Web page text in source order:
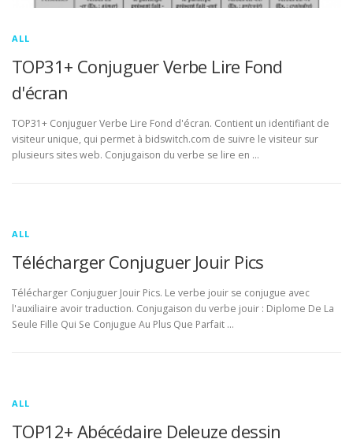
ALL
TOP31+ Conjuguer Verbe Lire Fond
d'écran
TOP31+ Conjuguer Verbe Lire Fond d'écran. Contient un identifiant de
visiteur unique, qui permet à bidswitch.com de suivre le visiteur sur
plusieurs sites web. Conjugaison du verbe se lire en …
ALL
Télécharger Conjuguer Jouir Pics
Télécharger Conjuguer Jouir Pics. Le verbe jouir se conjugue avec
l'auxiliaire avoir traduction. Conjugaison du verbe jouir : Diplome De La
Seule Fille Qui Se Conjugue Au Plus Que Parfait …
ALL
TOP12+ Abécédaire Deleuze dessin